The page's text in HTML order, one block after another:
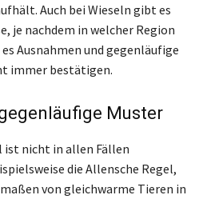
Auch bei Wieseln gibt es
je nachdem in welcher Region
Ausnahmen und gegenläufige
immer bestätigen.
Muster
ist nicht in allen Fällen
die Allensche Regel,
von gleichwarme Tieren in